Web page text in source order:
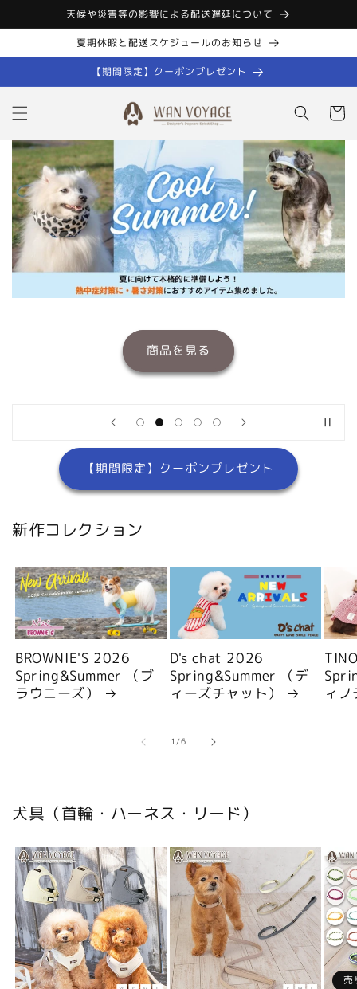
コンテン
ツに進む
天候や災害等の影響による配送遅延について
夏期休暇と配送スケジュールのお知らせ
【期間限定】クーポンプレゼント
ー
商品を見る
【期間限定】クーポンプレゼント
新作コレクション
BROWNIE'S 2026
Spring&Summer （ブ
ラウニーズ）
D's chat 2026
Spring&Summer （デ
ィーズチャット）
ィ
1/の
6
犬具（首輪・ハーネス・リード）
売